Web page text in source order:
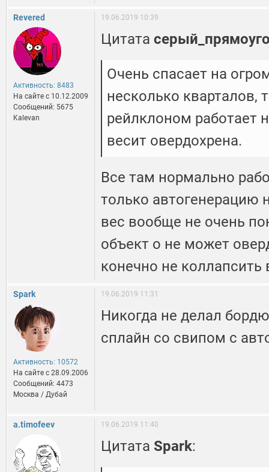
Revered
Активность: 8483
На сайте c 10.12.2009
Сообщений: 5675
Kalevan
19.06.2019 10:39
Цитата
Очень спасает на
несколько кварталов,
рейлклоном работает
весит овердохрена.
Все там нормально
только автогенерацию
вес вообще не очень
объект о не может
конечно не коллапсить
Spark
Активность: 10572
На сайте c 28.09.2006
Сообщений: 4473
Москва / Дубай
19.06.2019 11:31
Никогда не делал
сплайн со свипом с
a.timofeev 19.06.2019 11:40
Цитата Spark: